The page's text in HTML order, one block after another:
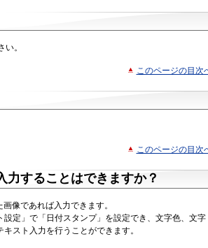
。
このページの目次
このページの目次
力することはできますか？
像であれば入力できます。
定」で「日付スタンプ」を設定でき、文字色、文字
スト入力を行うことができます。